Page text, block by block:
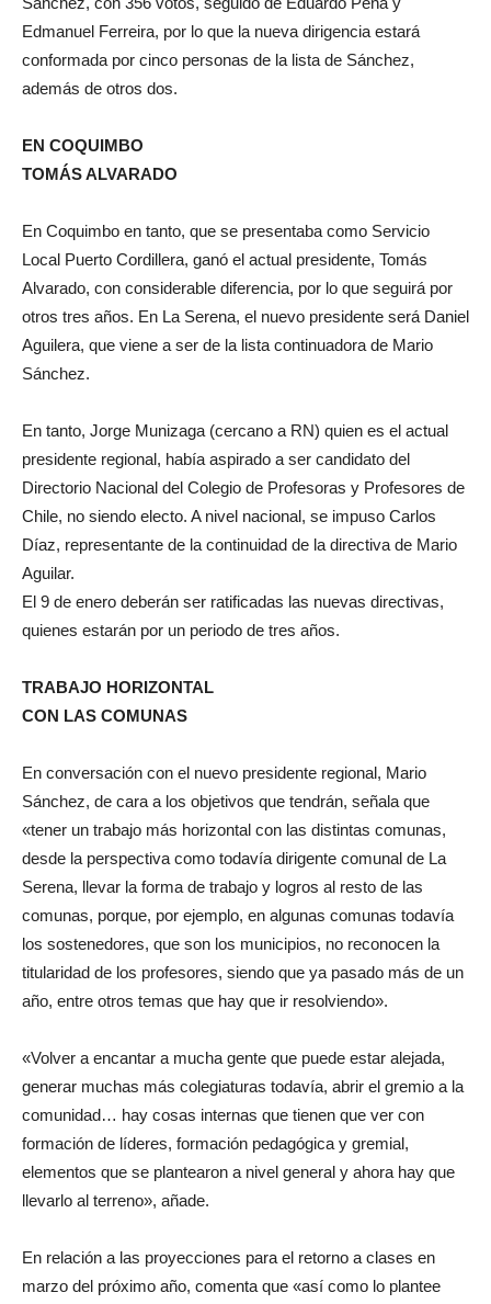
Edmanuel Ferreira, por lo que la nueva dirigencia estará
conformada por cinco personas de la lista de Sánchez,
además de otros dos.
EN COQUIMBO
TOMÁS ALVARADO
En Coquimbo en tanto, que se presentaba como Servicio
Local Puerto Cordillera, ganó el actual presidente, Tomás
Alvarado, con considerable diferencia, por lo que seguirá por
otros tres años. En La Serena, el nuevo presidente será Daniel
Aguilera, que viene a ser de la lista continuadora de Mario
Sánchez.
En tanto, Jorge Munizaga (cercano a RN) quien es el actual
presidente regional, había aspirado a ser candidato del
Directorio Nacional del Colegio de Profesoras y Profesores de
Chile, no siendo electo. A nivel nacional, se impuso Carlos
Díaz, representante de la continuidad de la directiva de Mario
Aguilar.
El 9 de enero deberán ser ratificadas las nuevas directivas,
quienes estarán por un periodo de tres años.
TRABAJO HORIZONTAL
CON LAS COMUNAS
En conversación con el nuevo presidente regional, Mario
Sánchez, de cara a los objetivos que tendrán, señala que
«tener un trabajo más horizontal con las distintas comunas,
desde la perspectiva como todavía dirigente comunal de La
Serena, llevar la forma de trabajo y logros al resto de las
comunas, porque, por ejemplo, en algunas comunas todavía
los sostenedores, que son los municipios, no reconocen la
titularidad de los profesores, siendo que ya pasado más de un
año, entre otros temas que hay que ir resolviendo».
«Volver a encantar a mucha gente que puede estar alejada,
generar muchas más colegiaturas todavía, abrir el gremio a la
comunidad… hay cosas internas que tienen que ver con
formación de líderes, formación pedagógica y gremial,
elementos que se plantearon a nivel general y ahora hay que
llevarlo al terreno», añade.
En relación a las proyecciones para el retorno a clases en
marzo del próximo año, comenta que «así como lo plantee